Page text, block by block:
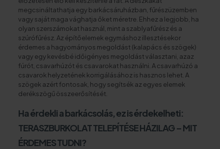
megcsináltathatja egy barkácsáruházban, fűrészüzemben
vagy saját maga vághatja őket méretre. Ehhez a legjobb, ha
olyan szerszámokat használ, mint a szablyafűrész és a
szúrófűrész. Az építőelemek egymáshoz illesztésekor
érdemes a hagyományos megoldást (kalapács és szögek)
vagy egy kevésbé időigényes megoldást választani, azaz
fúrót, csavarhúzót és csavarokat használni. A csavarhúzó a
csavarok helyzetének korrigálásához is hasznos lehet. A
szögek azért fontosak, hogy segítsék az egyes elemek
derékszögű összeerősítését.
Ha érdekli a barkácsolás, ez is érdekelheti:
TERASZBURKOLAT TELEPÍTÉSE HÁZILAG – MIT
ÉRDEMES TUDNI?